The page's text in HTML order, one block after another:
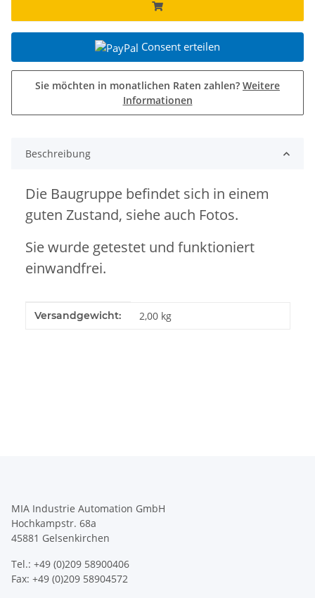
Consent erteilen
Sie möchten in monatlichen Raten zahlen? Weitere
Informationen
Beschreibung
Die Baugruppe befindet sich in einem
guten Zustand, siehe auch Fotos.
Sie wurde getestet und funktioniert
einwandfrei.
Produkteigenschaft
Wert
Versandgewicht: 2,00 kg
MIA Industrie Automation GmbH
Hochkampstr. 68a
45881 Gelsenkirchen
Tel.: +49 (0)209 58900406
Fax: +49 (0)209 58904572